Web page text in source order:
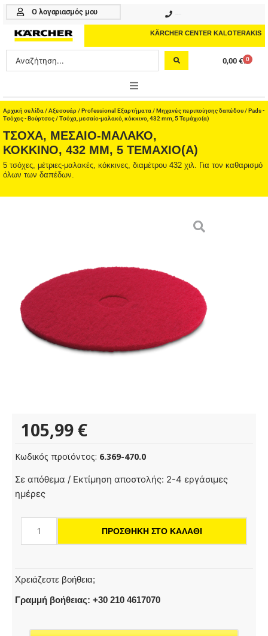
Μετάβαση
περιεχόμενο
Ο λογαριασμός μου
KÄRCHER CENTER KALOTERAKIS
Search
...
0,00 € 0
Cart
ONLINE SHOP
HOME & GARDEN
PROFESSIONAL
Αρχική σελίδα /Αξεσουάρ/Professional Εξαρτήματα /Μηχανές περιποίησης δαπέδου/Pads -
Τσόχες - Βούρτσες/ Τσόχα, μεσαίο-μαλακό, κόκκινο, 432 mm, 5 Τεμάχιο(α)
ΤΣΌΧΑ, ΜΕΣΑΊΟ-ΜΑΛΑΚΌ,
ΚΌΚΚΙΝΟ, 432 MM, 5 ΤΕΜΆΧΙΟ(Α)
5 τσόχες, μέτριες-μαλακές, κόκκινες, διαμέτρου 432 χιλ. Για τον καθαρισμό
όλων των δαπέδων.
105,99 €
Κωδικός προϊόντος: 6.369-470.0
Σε απόθεμα / Εκτίμηση αποστολής: 2-4 εργάσιμες
ημέρες
Τσόχα,
μεσαίο-
Τεμάχιο(α)
ποσότητα
ΠΡΟΣΘΉΚΗ ΣΤΟ ΚΑΛΆΘΙ
Χρειάζεστε βοήθεια;
Γραμμή βοήθειας: +30 210 4617070